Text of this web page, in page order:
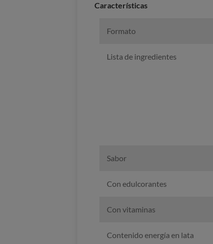
Caracterí­sticas
Formato
Lista de ingredientes
Sabor
Con edulcorantes
Con vitaminas
Contenido energía en lata